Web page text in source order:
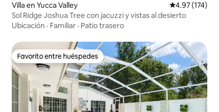
Villa en Yucca Valley Calificación
4.97 (174)
Sol Ridge Joshua Tree con jacuzzi y vistas al desierto
Ubicación · Familiar · Patio trasero
Favorito entre huéspedes
Favorito entre huéspedes